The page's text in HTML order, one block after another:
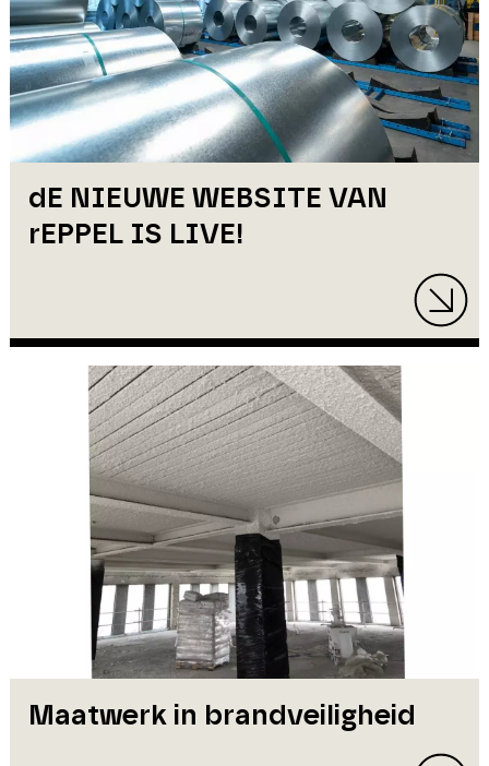
dE NIEUWE WEBSITE VAN
rEPPEL IS LIVE!
Maatwerk in brandveiligheid